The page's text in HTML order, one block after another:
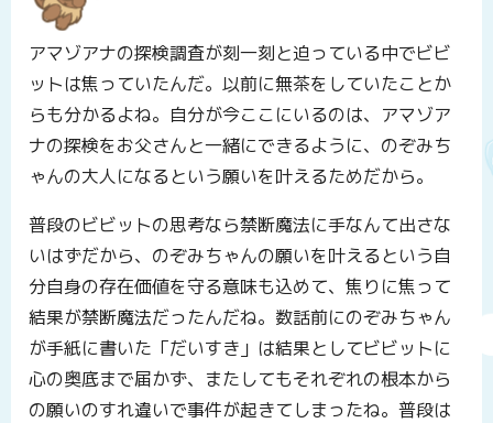
アマゾアナの探検調査が刻一刻と迫っている中でビビ
ットは焦っていたんだ。以前に無茶をしていたことか
らも分かるよね。自分が今ここにいるのは、アマゾア
ナの探検をお父さんと一緒にできるように、のぞみち
ゃんの大人になるという願いを叶えるためだから。
普段のビビットの思考なら禁断魔法に手なんて出さな
いはずだから、のぞみちゃんの願いを叶えるという自
分自身の存在価値を守る意味も込めて、焦りに焦って
結果が禁断魔法だったんだね。数話前にのぞみちゃん
が手紙に書いた「だいすき」は結果としてビビットに
心の奥底まで届かず、またしてもそれぞれの根本から
の願いのすれ違いで事件が起きてしまったね。普段は